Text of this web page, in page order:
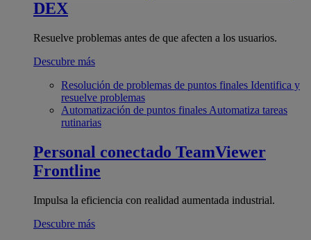
DEX
Resuelve problemas antes de que afecten a los usuarios.
Descubre más
Resolución de problemas de puntos finales Identifica y
resuelve problemas
Automatización de puntos finales Automatiza tareas
rutinarias
Personal conectado TeamViewer
Frontline
Impulsa la eficiencia con realidad aumentada industrial.
Descubre más